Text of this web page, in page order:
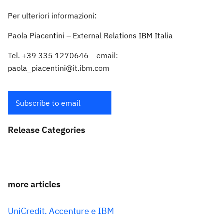
Per ulteriori informazioni:
Paola Piacentini – External Relations IBM Italia
Tel. +39 335 1270646 email:
paola_piacentini@it.ibm.com
Subscribe to email
Release Categories
more articles
UniCredit, Accenture e IBM